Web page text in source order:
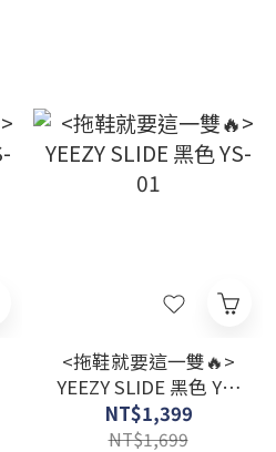
<拖鞋就要這一雙🔥>
YEEZY SLIDE 黑色 YS-
01
NT$1,399
NT$1,699